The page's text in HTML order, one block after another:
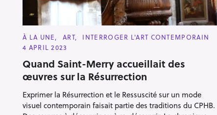
C
A
T
G
O
R
E
S
À LA UNE ART
INTERROGER L'ART CONTEMPORAIN
4 APRIL 2023
Quand Saint-Merry accueillait des
œuvres sur la Résurrection
Exprimer la Résurrection et le Ressuscité sur un mode
visuel contemporain faisait partie des traditions du CPHB.